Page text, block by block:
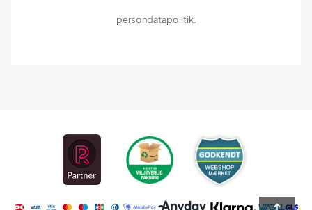
persondatapolitik.